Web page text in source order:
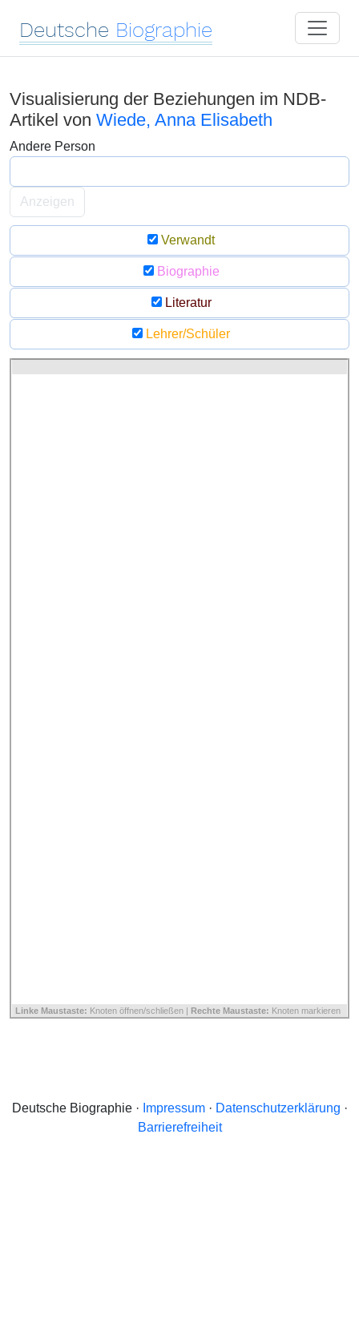
Deutsche Biographie
Visualisierung der Beziehungen im NDB-
Artikel von Wiede, Anna Elisabeth
Andere Person
Anzeigen
Verwandt
Biographie
Literatur
Lehrer/Schüler
Linke Maustaste: Knoten öffnen/schließen | Rechte Maustaste: Knoten markieren
Deutsche Biographie · Impressum· Datenschutzerklärung ·
Barrierefreiheit